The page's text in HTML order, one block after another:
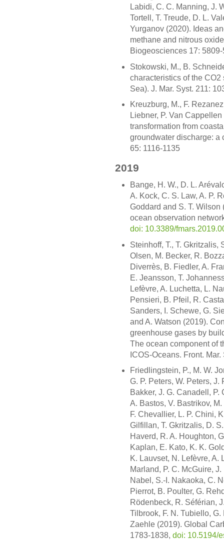
Labidi, C. C. Manning, J.
Tortell, T. Treude, D. L.
Yurganov (2020). Ideas
methane and nitrous
Biogeosciences 17:
Stokowski, M., B.
characteristics of the
Sea). J. Mar. Syst. 211:
Kreuzburg, M., F.
Liebner, P. Van
transformation from
groundwater discharge: a
65: 1116-1135
2019
Bange, H. W., D. L.
A. Kock, C. S. Law, A. P.
Goddard and S. T.
ocean observation
doi: 10.3389/
Steinhoff, T., T. Gkritzalis,
Olsen, M. Becker, R.
Diverrès, B. Fiedler, A.
E. Jeansson, T.
Lefèvre, A. Luchetta, L.
Pensieri, B. Pfeil, R.
Sanders, I. Schewe, G.
and A. Watson (2019).
greenhouse gases by
The ocean component of
ICOS-Oceans. Front.
Friedlingstein, P., M. W.
G. P. Peters, W. Peters,
Bakker, J. G. Canadell, P.
A. Bastos, V. Bastrikov,
F. Chevallier, L. P. Chini,
Gilfillan, T. Gkritzalis, D.
Haverd, R. A. Houghton,
Kaplan, E. Kato, K. K.
K. Lauvset, N. Lefèvre, A.
Marland, P. C. McGuire,
Nabel, S.-I. Nakaoka, C.
Pierrot, B. Poulter, G.
Rödenbeck, R. Séférian,
Tilbrook, F. N. Tubiello,
Zaehle (2019). Global
1783-1838, doi: 10.5194/